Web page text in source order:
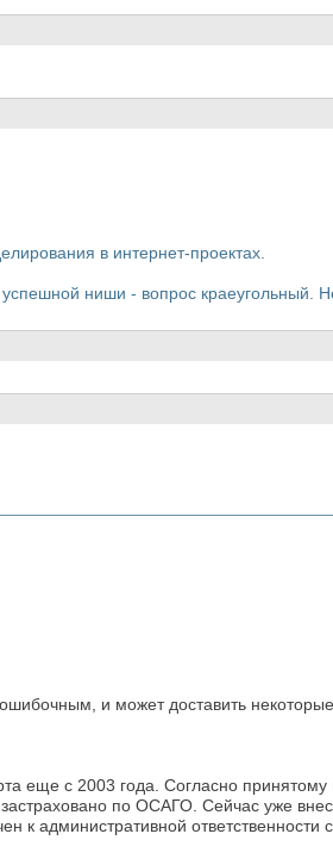
и может доставить
еще с 2003 года. Согласно
по ОСАГО. Сейчас уже
к административной